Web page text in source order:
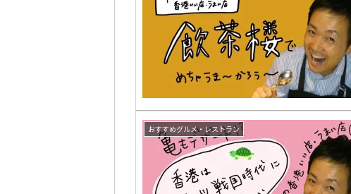
おすすめグルメ・レストラン